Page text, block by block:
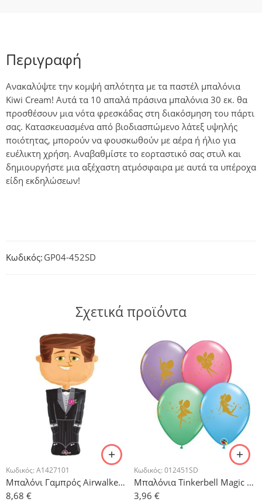
Περιγραφή
Ανακαλύψτε την κομψή απλότητα με τα παστέλ μπαλόνια
Kiwi Cream! Αυτά τα 10 απαλά πράσινα μπαλόνια 30 εκ. θα
προσθέσουν μια νότα φρεσκάδας στη διακόσμηση του πάρτι
σας. Κατασκευασμένα από βιοδιασπώμενο λάτεξ υψηλής
ποιότητας, μπορούν να φουσκωθούν με αέρα ή ήλιο για
ευέλικτη χρήση. Αναβαθμίστε το εορταστικό σας στυλ και
δημιουργήστε μια αξέχαστη ατμόσφαιρα με αυτά τα υπέροχα
είδη εκδηλώσεων!
Κωδικός: GP04-452SD
Σχετικά προϊόντα
Κωδικός: A1427101
Μπαλόνι Γαμπρός Airwalker 66cm x 127cm
8,68 €
Κωδικός: 012451SD
Μπαλόνια Tinkerbell Magic – 5τμχ.
3,96 €